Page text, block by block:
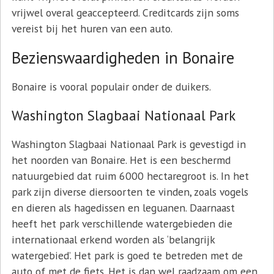
vrijwel overal geaccepteerd. Creditcards zijn soms
vereist bij het huren van een auto.
Bezienswaardigheden in Bonaire
Bonaire is vooral populair onder de duikers.
Washington Slagbaai Nationaal Park
Washington Slagbaai Nationaal Park is gevestigd in
het noorden van Bonaire. Het is een beschermd
natuurgebied dat ruim 6000 hectaregroot is. In het
park zijn diverse diersoorten te vinden, zoals vogels
en dieren als hagedissen en leguanen. Daarnaast
heeft het park verschillende watergebieden die
internationaal erkend worden als ‘belangrijk
watergebied’. Het park is goed te betreden met de